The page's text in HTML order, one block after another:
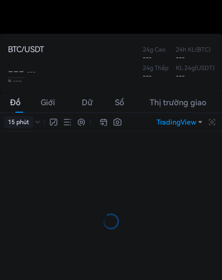
BTC/USDT
--- ---
≈ ---
24g Cao
---
24g Thấp
---
24h KL(BTC)
---
KL 24g(USDT)
---
Đồ
thị
Giới
thiệu
Dữ
liệu
Sổ
lệnh
Thị trường giao
dịch
15 phút TradingView